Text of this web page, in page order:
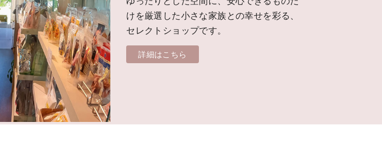
けを厳選した小さな家族との幸せを彩る、
セレクトショップです。
詳細はこちら